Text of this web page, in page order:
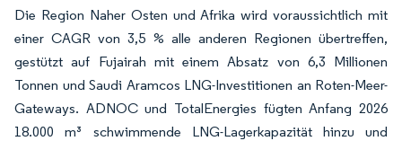
Die Region Naher Osten und Afrika wird voraussichtlich mit
einer CAGR von 3,5 % alle anderen Regionen übertreffen,
gestützt auf Fujairah mit einem Absatz von 6,3 Millionen
Tonnen und Saudi Aramcos LNG-Investitionen an Roten-Meer-
Gateways. ADNOC und TotalEnergies fügten Anfang 2026
18.000 m³ schwimmende LNG-Lagerkapazität hinzu und